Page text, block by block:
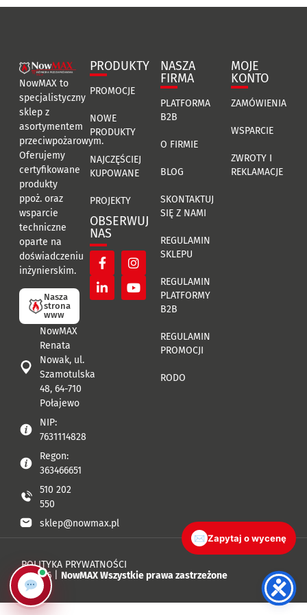
NowMAX to
specjalistyczny
sklep z
asortymentem
przeciwpożarowym.
Oferujemy
certyfikowane
produkty
ppoż. oraz
wsparcie
techniczne
oparte na
doświadczeniu
inżynierskim.
Nasza
strona
www
NowMAX
Renata
Nowak, ul.
Szamotulska
48, 64-710
Połajewo
NIP:
7631114828
Regon:
363466651
510 202
550
sklep@nowmax.pl
PRODUKTY
PROMOCJE
NOWE
PRODUKTY
NAJCZĘŚCIEJ
KUPOWANE
PROJEKTY
OBSERWUJ
NAS
NASZA
FIRMA
PLATFORMA
B2B
O FIRMIE
BLOG
SKONTAKTUJ
SIĘ Z NAMI
REGULAMIN
SKLEPU
REGULAMIN
PLATFORMY
B2B
REGULAMIN
PROMOCJI
RODO
MOJE
KONTO
ZAMÓWIENIA
WSPARCIE
ZWROTY I
REKLAMACJE
© 2026 | NowMAX Wszystkie prawa zastrzeżone
POLITYKA PRYWATNOŚCI
✉ Zapytaj o wycenę